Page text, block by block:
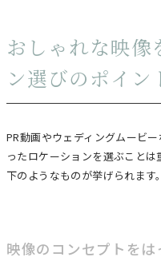
おしゃれな映像
ン選びのポイン
PR動画やウェディングムービ
ったロケーションを選ぶこと
下のようなものが挙げられます。
映像のコンセプトをは